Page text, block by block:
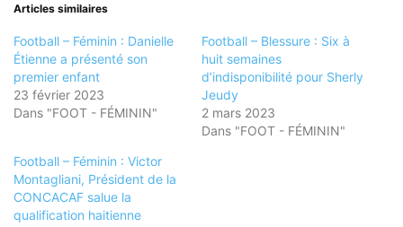
Articles similaires
Football – Féminin : Danielle
Étienne a présenté son
premier enfant
23 février 2023
Dans "FOOT - FÉMININ"
Football – Blessure : Six à
huit semaines
d’indisponibilité pour Sherly
Jeudy
2 mars 2023
Dans "FOOT - FÉMININ"
Football – Féminin : Victor
Montagliani, Président de la
CONCACAF salue la
qualification haitienne